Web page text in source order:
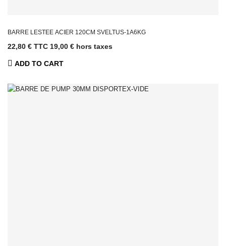
BARRE LESTEE ACIER 120CM SVELTUS-1A6KG
22,80 € TTC 19,00 € hors taxes
ADD TO CART